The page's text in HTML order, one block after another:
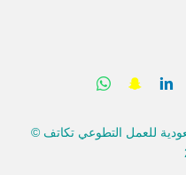
للعمل التطوعي تكاتف ©